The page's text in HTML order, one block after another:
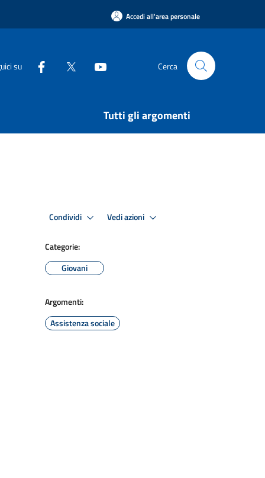
Accedi all'area personale
su Cerca
Tutti gli argomenti
Condividi Vedi azioni
Categorie:
Giovani
Argomenti:
Assistenza sociale